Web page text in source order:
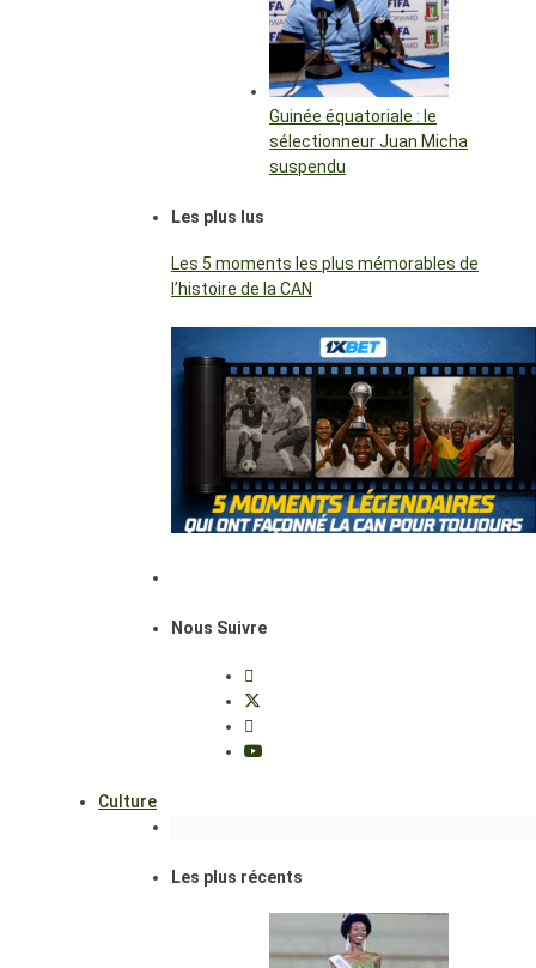
Guinée équatoriale : le
sélectionneur Juan Micha
suspendu
Les plus lus
Les 5 moments les plus mémorables de
l’histoire de la CAN
Nous Suivre
Culture
Les plus récents